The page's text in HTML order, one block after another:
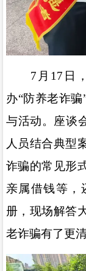
7 月 17 日
办“防养老诈骗
与活动。座谈
人员结合典型
诈骗的常见形
亲属借钱等，
册，现场解答
老诈骗有了更